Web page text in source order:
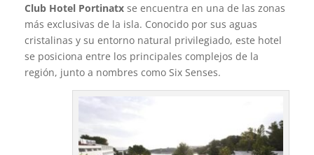
Club Hotel Portinatx se encuentra en una de las zonas
más exclusivas de la isla. Conocido por sus aguas
cristalinas y su entorno natural privilegiado, este hotel
se posiciona entre los principales complejos de la
región, junto a nombres como Six Senses.